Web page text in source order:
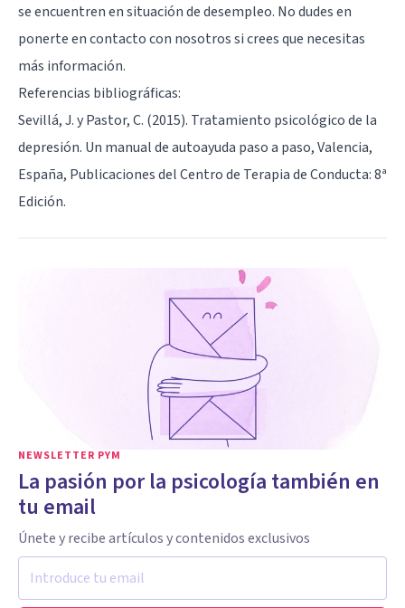
se encuentren en situación de desempleo. No dudes en
ponerte en contacto con nosotrossi crees que necesitas
más información.
Referencias bibliográficas:
Sevillá, J. y Pastor, C. (2015). Tratamiento psicológico de la
depresión. Un manual de autoayuda paso a paso, Valencia,
España, Publicaciones del Centro de Terapia de Conducta: 8ª
Edición.
NEWSLETTER PYM
La pasión por la psicología también en
tu email
Únete y recibe artículos y contenidos exclusivos